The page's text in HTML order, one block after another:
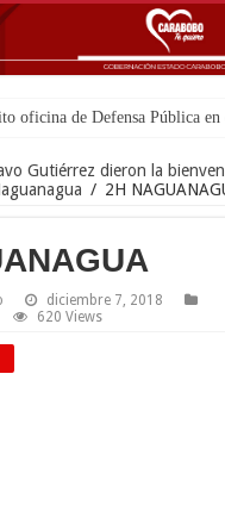
Gutiérrez dieron la
/ 2H
diciembre 7, 2018
620 Views